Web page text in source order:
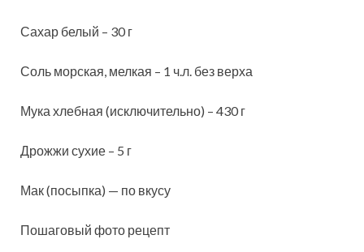
Сахар белый – 30 г
Соль морская, мелкая – 1 ч.л. без верха
Мука хлебная (исключительно) – 430 г
Дрожжи сухие – 5 г
Мак (посыпка) — по вкусу
Пошаговый фото рецепт